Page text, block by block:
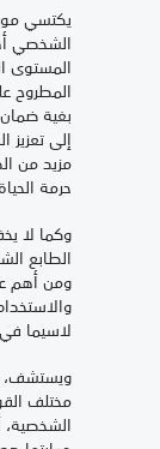
يكتسي
الشخصي
المستوى
المطروح
بغية
إلى تعزيز
مزيد من
حرمة
وكما لا
الطابع
ومن أهم
لاسيما
ويستشف،
مختلف
الشخصية،